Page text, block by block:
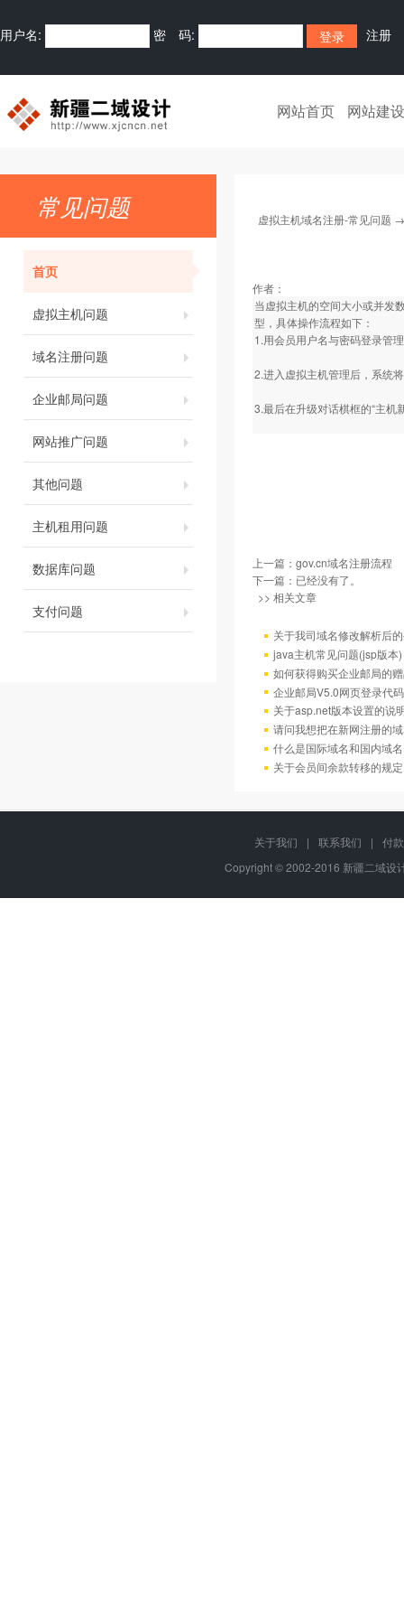
用户名: 密 码: 注册
网站首页 网站建设
常见问题
首页
虚拟主机问题
域名注册问题
企业邮局问题
网站推广问题
其他问题
主机租用问题
数据库问题
支付问题
虚拟主机域名注册-常见问题
作者：
当虚拟主机的空间大小或并发
型，具体操作流程如下：
1.用会员用户名与密码登录管
2.进入虚拟主机管理后，系统
3.最后在升级对话棋框的“主机
上一篇： gov.cn域名注册流程
下一篇：已经没有了。
>> 相关文章
关于我司域名修改解析后
java主机常见问题(jsp版本)
如何获得购买企业邮局的
企业邮局V5.0网页登录代码
关于asp.net版本设置的说
请问我想把在新网注册的
什么是国际域名和国内域
关于会员间余款转移的规定
关于我们 | 联系我们 |
付
Copyright © 2002-2016 新疆二域